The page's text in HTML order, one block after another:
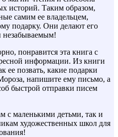
историй. Таким образом,
самим ее владельцем,
подарку. Они делают его
незабываемым!
понравится эта книга с
информации. Из книги
ее позвать, какие подарки
напишите ему письмо, а
быстрой отправки писем
с маленькими детьми, так и
художественных школ для